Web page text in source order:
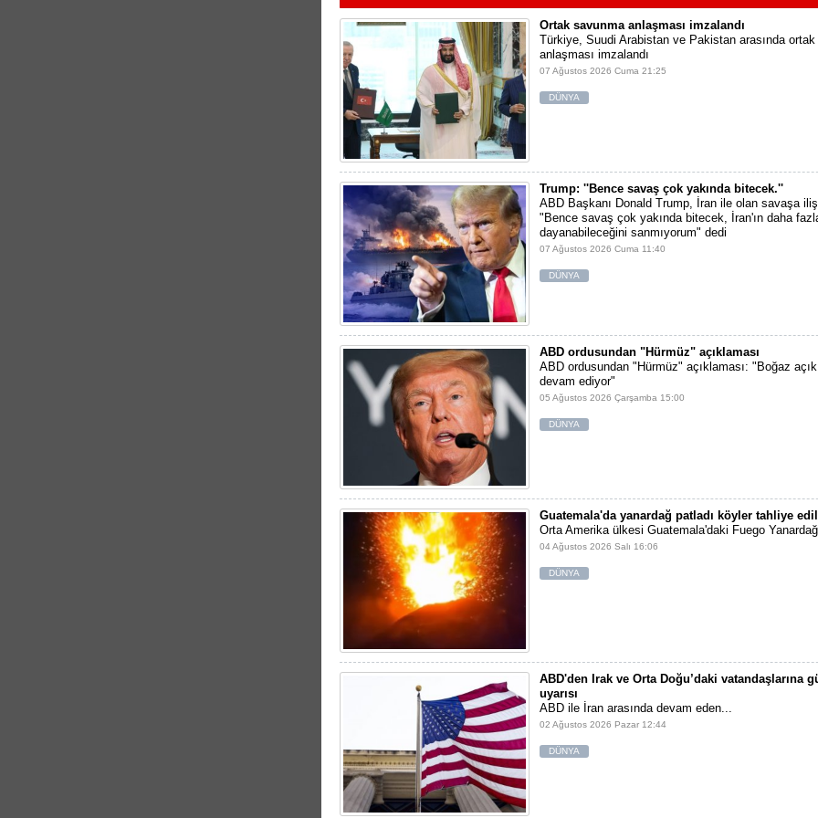
Ortak savunma anlaşması imzalandı
Türkiye, Suudi Arabistan ve Pakistan arasında
anlaşması imzalandı
07 Ağustos 2026 Cuma 21:25
DÜNYA
Trump: ''Bence savaş çok yakında bitecek.''
ABD Başkanı Donald Trump, İran ile olan savaşa
"Bence savaş çok yakında bitecek, İran'ın daha
dayanabileceğini sanmıyorum" dedi
07 Ağustos 2026 Cuma 11:40
DÜNYA
ABD ordusundan "Hürmüz" açıklaması
ABD ordusundan "Hürmüz" açıklaması: "Boğaz
devam ediyor"
05 Ağustos 2026 Çarşamba 15:00
DÜNYA
Guatemala'da yanardağ patladı köyler tahliye
Orta Amerika ülkesi Guatemala'daki Fuego
04 Ağustos 2026 Salı 16:06
DÜNYA
ABD'den Irak ve Orta Doğu’daki vatandaşlarına
uyarısı
ABD ile İran arasında devam eden...
02 Ağustos 2026 Pazar 12:44
DÜNYA